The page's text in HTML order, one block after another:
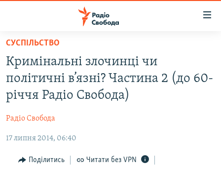
Перейти
основного
матеріалу
Перейти
до
основної
Перейти
пошуку
ВСЕ ЗА ДОБУ
СТАТТІ
ЕКОНОМІКА
СУСПІЛЬСТВО
КУЛЬТУРА
РОСІЙСЬКА «ФІЛЬТРАЦІЯ»
ДОНБАС.РЕАЛІЇ
КРИМ.РЕАЛІЇ
СУСПІЛЬСТВО
Кримінальні злочинці чи
політичні в’язні? Частина 2 (до 60-
річчя Радіо Свобода)
Радіо Свобода
17 липня 2014, 06:40
Поділитись Читати без VPN